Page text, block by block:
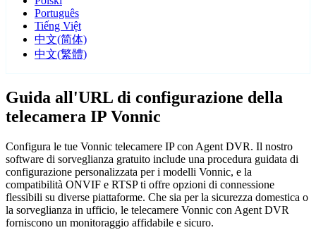
Português
Tiếng Việt
中文(简体)
中文(繁體)
Guida all'URL di configurazione della
telecamera IP Vonnic
Configura le tue Vonnic telecamere IP con Agent DVR. Il nostro
software di sorveglianza gratuito include una procedura guidata di
configurazione personalizzata per i modelli Vonnic, e la
compatibilità ONVIF e RTSP ti offre opzioni di connessione
flessibili su diverse piattaforme. Che sia per la sicurezza domestica o
la sorveglianza in ufficio, le telecamere Vonnic con Agent DVR
forniscono un monitoraggio affidabile e sicuro.